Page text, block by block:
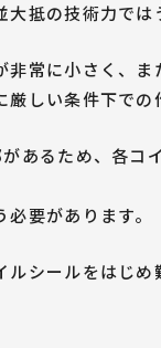
抵の技術力では
常に小さく、
しい条件下での
あるため、各コ
要があります。
シールをはじ